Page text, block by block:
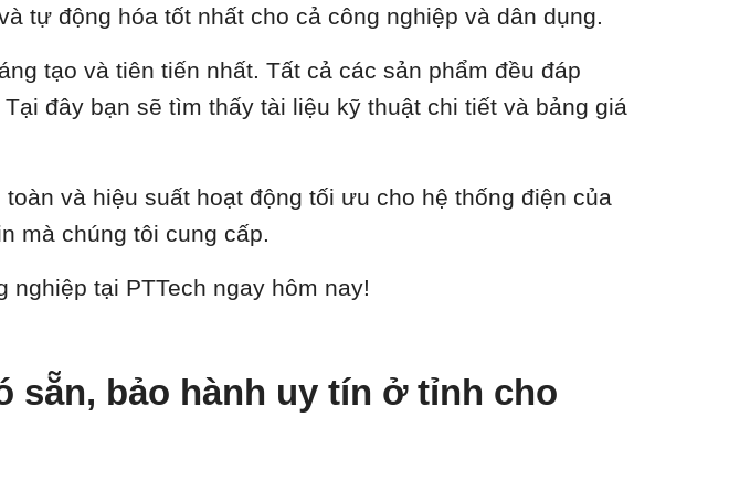
tự động hóa tốt nhất cho cả công nghiệp và dân dụng.
tạo và tiên tiến nhất. Tất cả các sản phẩm đều đáp
đây bạn sẽ tìm thấy tài liệu kỹ thuật chi tiết và bảng giá
và hiệu suất hoạt động tối ưu cho hệ thống điện của
mà chúng tôi cung cấp.
tại PTTech ngay hôm nay!
sẵn, bảo hành uy tín ở tỉnh cho